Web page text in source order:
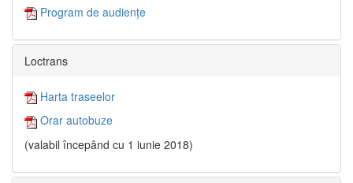
Program de audiențe
Loctrans
Harta traseelor
Orar autobuze
(valabil începând cu 1 iunie 2018)